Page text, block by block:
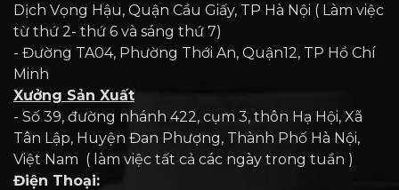
Dịch Vọng Hậu, Quận Cầu Giấy, TP Hà Nội ( Làm việc
từ thứ 2- thứ 6 và sáng thứ 7)
- Đường TA04, Phường Thới An, Quận12, TP Hồ Chí
Minh
Xưởng Sản Xuất
- Số 39, đường nhánh 422, cụm 3, thôn Hạ Hội, Xã
Tân Lập, Huyện Đan Phượng, Thành Phố Hà Nội,
Việt Nam ( làm việc tất cả các ngày trong tuần )
Điện Thoại: